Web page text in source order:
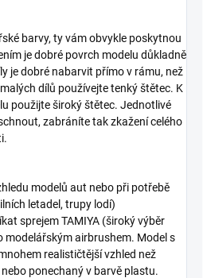
barvy, ty vám obvykle poskytnou
je dobré povrch modelu důkladně
je dobré nabarvit přímo v rámu, než
dílů používejte tenký štětec. K
použijte široký štětec. Jednotlivé
zabráníte tak zkažení celého
modelů aut nebo při potřebě
letadel, trupy lodí)
sprejem TAMIYA (široký výběr
modelářským airbrushem. Model s
realističtější vzhled než
ponechaný v barvě plastu.